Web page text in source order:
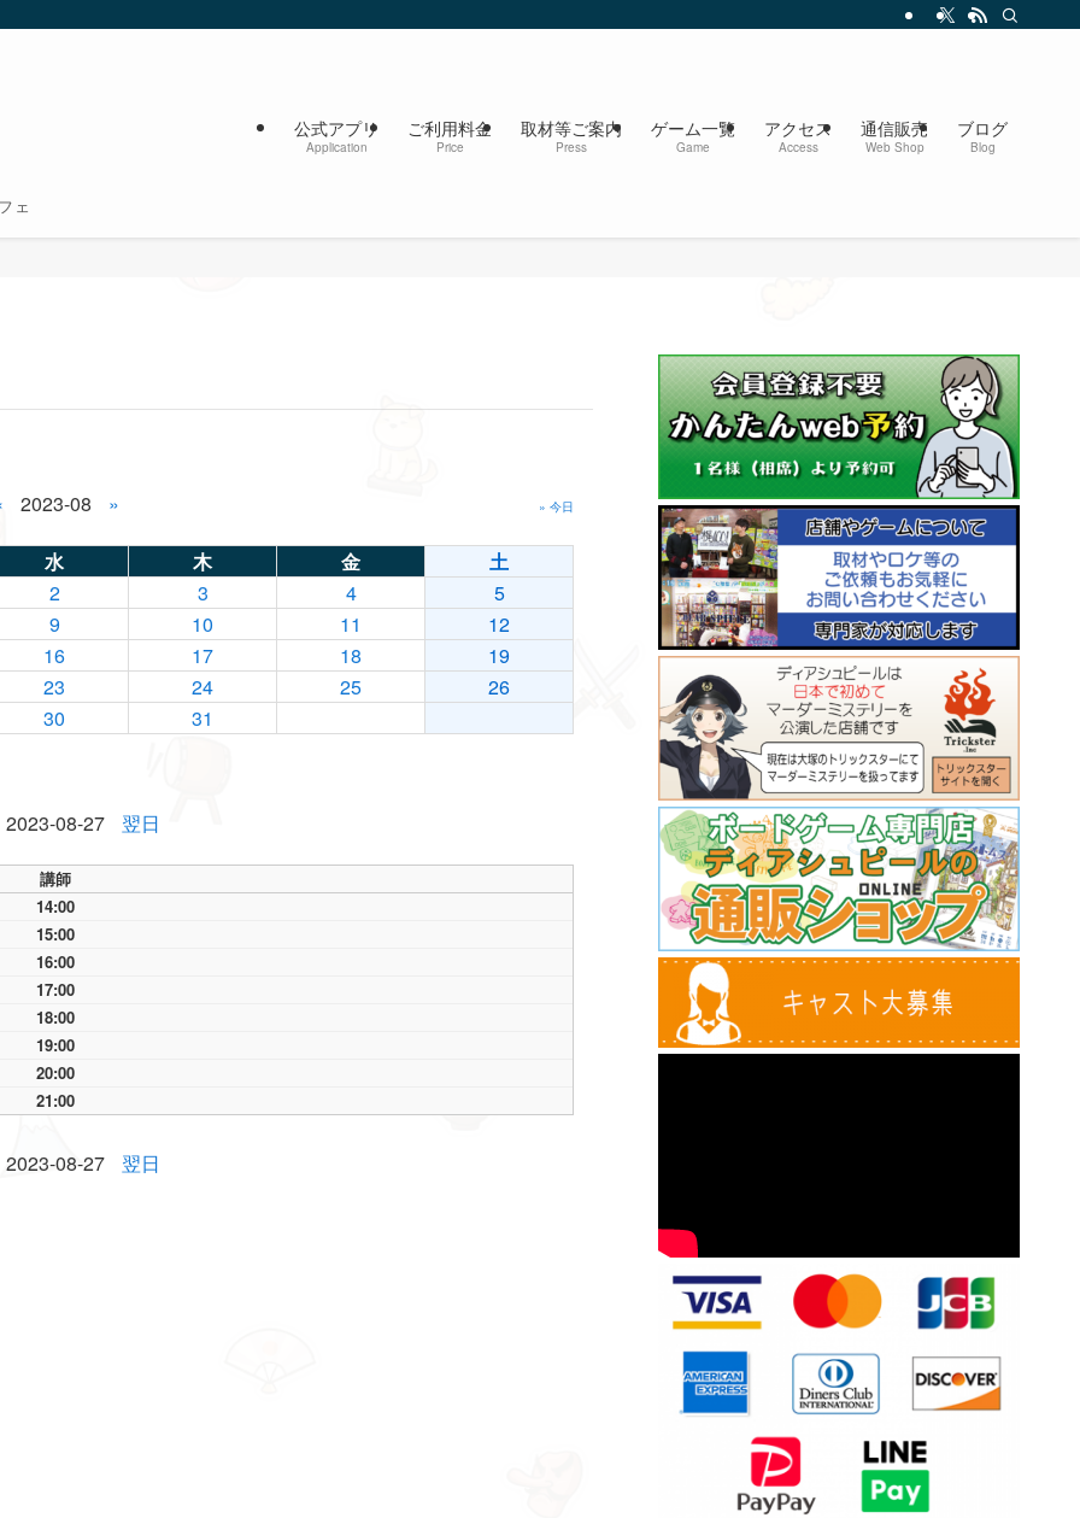
ェ
公式アプリ
Application
ご利用料金
Price
取材等ご案内
Press
ゲーム一覧
Game
アクセス
Access
通信販売
Web Shop
ブログ
Blog
2023-08 » » 今日
水 木 金
土
2
3 4
5
9
10 11
12
16
17 18
19
23
24 25
26
30
31
2023-08-27 翌日
講師
14:00
15:00
16:00
17:00
18:00
19:00
20:00
21:00
2023-08-27 翌日